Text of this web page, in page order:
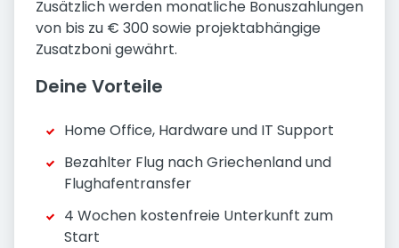
Zusätzlich werden monatliche Bonuszahlungen
von bis zu € 300 sowie projektabhängige
Zusatzboni gewährt.
Deine Vorteile
Home Office, Hardware und IT Support
Bezahlter Flug nach Griechenland und
Flughafentransfer
4 Wochen kostenfreie Unterkunft zum
Start